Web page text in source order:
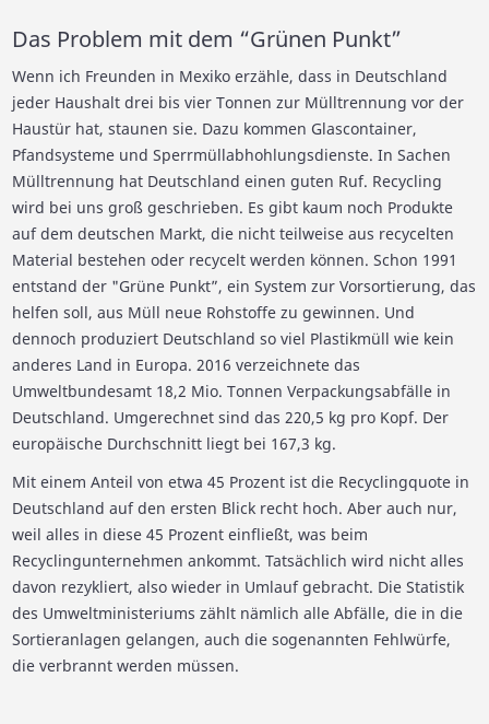
Das Problem mit dem “Grünen Punkt”
Wenn ich Freunden in Mexiko erzähle, dass in Deutschland
jeder Haushalt drei bis vier Tonnen zur Mülltrennung vor der
Haustür hat, staunen sie. Dazu kommen Glascontainer,
Pfandsysteme und Sperrmüllabhohlungsdienste. In Sachen
Mülltrennung hat Deutschland einen guten Ruf. Recycling
wird bei uns groß geschrieben. Es gibt kaum noch Produkte
auf dem deutschen Markt, die nicht teilweise aus recycelten
Material bestehen oder recycelt werden können. Schon 1991
entstand der "Grüne Punkt”, ein System zur Vorsortierung, das
helfen soll, aus Müll neue Rohstoffe zu gewinnen. Und
dennoch produziert Deutschland so viel Plastikmüll wie kein
anderes Land in Europa. 2016 verzeichnete das
Umweltbundesamt 18,2 Mio. Tonnen Verpackungsabfälle in
Deutschland. Umgerechnet sind das 220,5 kg pro Kopf. Der
europäische Durchschnitt liegt bei 167,3 kg.
Mit einem Anteil von etwa 45 Prozent ist die Recyclingquote in
Deutschland auf den ersten Blick recht hoch. Aber auch nur,
weil alles in diese 45 Prozent einfließt, was beim
Recyclingunternehmen ankommt. Tatsächlich wird nicht alles
davon rezykliert, also wieder in Umlauf gebracht. Die Statistik
des Umweltministeriums zählt nämlich alle Abfälle, die in die
Sortieranlagen gelangen, auch die sogenannten Fehlwürfe,
die verbrannt werden müssen.